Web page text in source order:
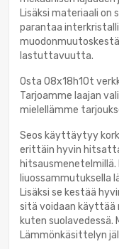
Lisäksi materiaali on
parantaa
lastuttavuutta.
Osta 08x18h10t
Tarjoamme laajan
mielellämme
Seos käyttäytyy
erittäin hyvin
hitsausmenetelmillä.
liuossammutuksella
Lisäksi se kestää
sitä voidaan käyttää
kuten suolavedessä.
Lämmönkäsittelyn